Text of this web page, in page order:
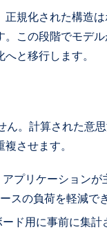
規化された構造
この段階でモデ
と移行します。
ん。計算された意
させます。
アプリケーション
スの負荷を軽減で
ード用に事前に集